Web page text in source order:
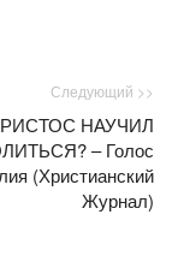
Следующий >>
НАУЧИЛ
– Голос
(Христианский
Журнал)